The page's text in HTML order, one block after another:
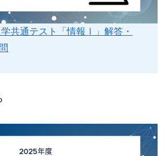
共通テスト「情報Ⅰ」解答・